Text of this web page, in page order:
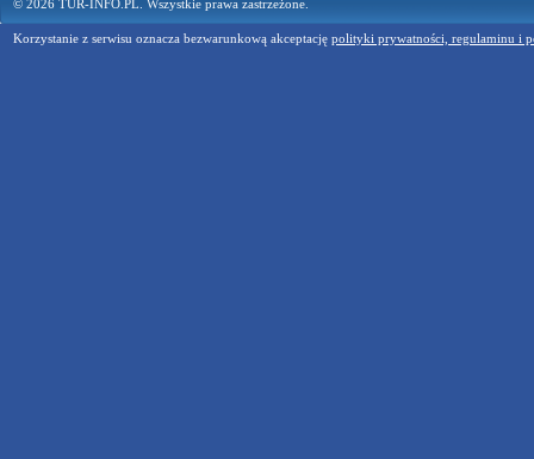
© 2026 TUR-INFO.PL. Wszystkie prawa zastrzeżone.
Korzystanie z serwisu oznacza bezwarunkową akceptację polityki prywatności, regulaminu i